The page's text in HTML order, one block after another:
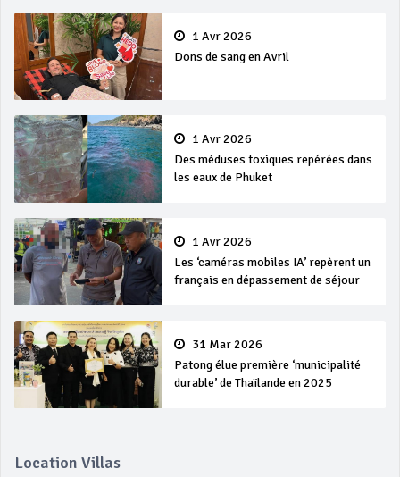
1 Avr 2026
Dons de sang en Avril
1 Avr 2026
Des méduses toxiques repérées dans
les eaux de Phuket
1 Avr 2026
Les ‘caméras mobiles IA’ repèrent un
français en dépassement de séjour
31 Mar 2026
Patong élue première ‘municipalité
durable’ de Thaïlande en 2025
Location Villas